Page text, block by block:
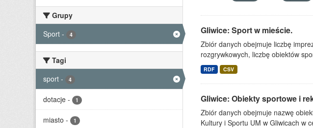
Grupy
Sport - 4
Tagi
sport - 4
dotacje - 1
miasto - 1
Gliwice: Sport w mieście.
Zbiór danych obejmuje liczbę
rozgrywkowych, liczbę obiektów
RDF CSV
Gliwice: Obiekty sportowe i
Zbiór danych obejmuje nazwę
Kultury i Sportu UM w Gliwicach w